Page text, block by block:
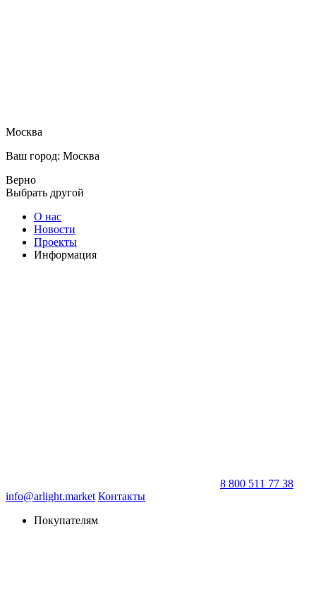
Москва
Ваш город: Москва
Верно
Выбрать другой
О нас
Новости
Проекты
Информация
8 800 511 77 38
info@arlight.market Контакты
Покупателям